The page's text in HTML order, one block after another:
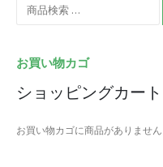
お買い物カゴ
ショッピングカート
お買い物カゴに商品がありません